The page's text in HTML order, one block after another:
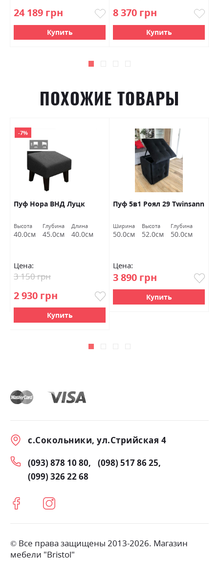
24 189 грн
Купить
8 370 грн
Купить
ПОХОЖИЕ ТОВАРЫ
-7%
Пуф Нора ВНД Луцк
Высота
40.0см
Глубина
45.0см
Длина
40.0см
Цена:
2 930 грн
3 150 грн
Купить
Пуф 5в1 Роял 29 Twinsann
Ширина
50.0см
Высота
52.0см
Глубина
50.0см
Цена:
3 890 грн
Купить
с.Сокольники, ул.Стрийская 4
(093) 878 10 80
(098) 517 86 25
(099) 326 22 68
© Все права защищены 2013-2026. Магазин
мебели "Bristol"